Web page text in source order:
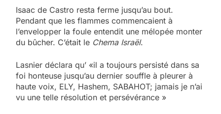
Isaac de Castro resta ferme jusqu’au bout.
Pendant que les flammes commencaient à
l’envelopper la foule entendit une mélopée monter
du bûcher. C’était le Chema Israël.
Lasnier déclara qu’ «il a toujours persisté dans sa
foi honteuse jusqu’au dernier souffle à pleurer à
haute voix, ELY, Hashem, SABAHOT; jamais je n’ai
vu une telle résolution et persévérance »